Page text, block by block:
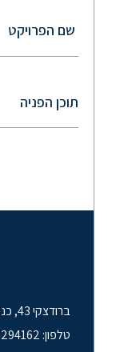
ברודצקי 43, כניסה א ', קומה 2, תל אביב
טלפון: 03-6294162